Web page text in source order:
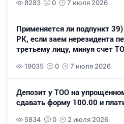
8283 0 7 июля 2026
Применяется ли подпункт
РК, если заем нерезидента
третьему лицу, минуя счет
19035 0 7 июля 2026
Депозит у ТОО на
сдавать форму 100.00 и
5834 0 2 июля 2026